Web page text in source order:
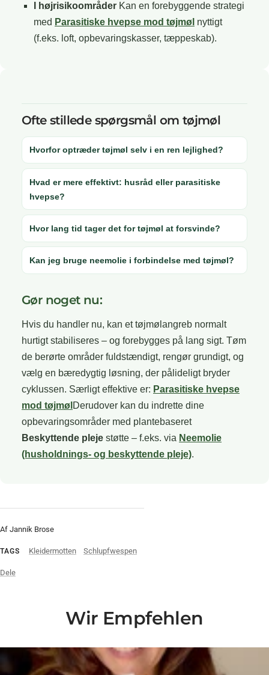
Af Jannik Brose
TAGS Kleidermotten Schlupfwespen
Dele
I højrisikoområder Kan en forebyggende strategi
med Parasitiske hvepse mod tøjmøl nyttigt
(f.eks. loft, opbevaringskasser, tæppeskab).
Ofte stillede spørgsmål om tøjmøl
Hvorfor optræder tøjmøl selv i en ren lejlighed?
Hvad er mere effektivt: husråd eller parasitiske
hvepse?
Hvor lang tid tager det for tøjmøl at forsvinde?
Kan jeg bruge neemolie i forbindelse med tøjmøl?
Gør noget nu:
Hvis du handler nu, kan et tøjmølangreb normalt
hurtigt stabiliseres – og forebygges på lang sigt. Tøm
de berørte områder fuldstændigt, rengør grundigt, og
vælg en bæredygtig løsning, der pålideligt bryder
cyklussen. Særligt effektive er: Parasitiske hvepse
mod tøjmøl Derudover kan du indrette dine
opbevaringsområder med plantebaseret
Beskyttende pleje støtte – f.eks. via Neemolie
(husholdnings- og beskyttende pleje).
Wir Empfehlen
Liquid error (snippets/video-play-button line 14): invalid url input